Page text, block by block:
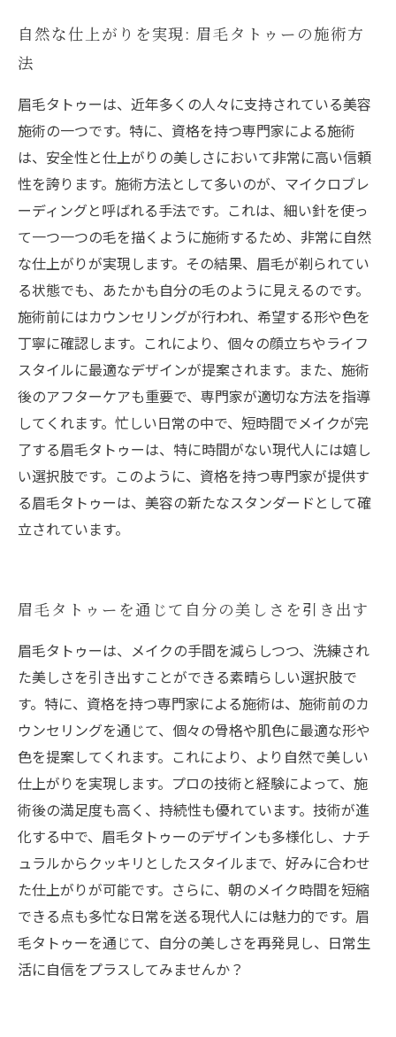
自然な仕上がりを実現: 眉毛タトゥーの施術方
法
眉毛タトゥーは、近年多くの人々に支持されている美容
施術の一つです。特に、資格を持つ専門家による施術
は、安全性と仕上がりの美しさにおいて非常に高い信頼
性を誇ります。施術方法として多いのが、マイクロブレ
ーディングと呼ばれる手法です。これは、細い針を使っ
て一つ一つの毛を描くように施術するため、非常に自然
な仕上がりが実現します。その結果、眉毛が剃られてい
る状態でも、あたかも自分の毛のように見えるのです。
施術前にはカウンセリングが行われ、希望する形や色を
丁寧に確認します。これにより、個々の顔立ちやライフ
スタイルに最適なデザインが提案されます。また、施術
後のアフターケアも重要で、専門家が適切な方法を指導
してくれます。忙しい日常の中で、短時間でメイクが完
了する眉毛タトゥーは、特に時間がない現代人には嬉し
い選択肢です。このように、資格を持つ専門家が提供す
る眉毛タトゥーは、美容の新たなスタンダードとして確
立されています。
眉毛タトゥーを通じて自分の美しさを引き出す
眉毛タトゥーは、メイクの手間を減らしつつ、洗練され
た美しさを引き出すことができる素晴らしい選択肢で
す。特に、資格を持つ専門家による施術は、施術前のカ
ウンセリングを通じて、個々の骨格や肌色に最適な形や
色を提案してくれます。これにより、より自然で美しい
仕上がりを実現します。プロの技術と経験によって、施
術後の満足度も高く、持続性も優れています。技術が進
化する中で、眉毛タトゥーのデザインも多様化し、ナチ
ュラルからクッキリとしたスタイルまで、好みに合わせ
た仕上がりが可能です。さらに、朝のメイク時間を短縮
できる点も多忙な日常を送る現代人には魅力的です。眉
毛タトゥーを通じて、自分の美しさを再発見し、日常生
活に自信をプラスしてみませんか？